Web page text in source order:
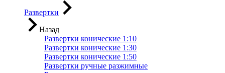
Развертки
Назад
Развертки конические 1:10
Развертки конические 1:30
Развертки конические 1:50
Развертки ручные разжимные